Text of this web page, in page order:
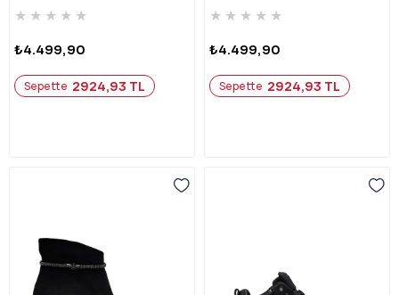
★ ★ ★ ★ ★
₺4.499,90
Sepette 2924,93 TL
★ ★ ★ ★ ★
₺4.499,90
Sepette 2924,93 TL